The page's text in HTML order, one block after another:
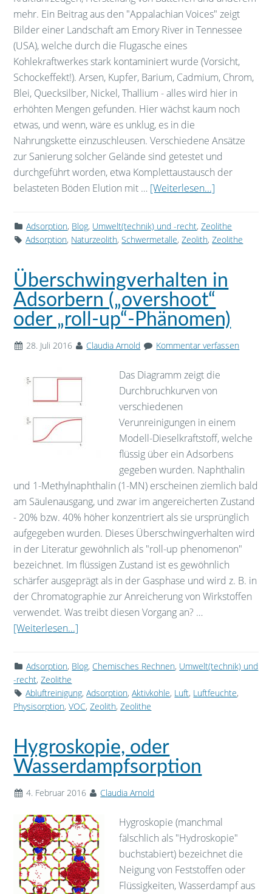
mehr. Ein Beitrag aus den "Appalachian Voices" zeigt
Bilder einer Landschaft am Emory River in Tennessee
(USA), welche durch die Flugasche eines
Kohlekraftwerkes stark kontaminiert wurde (Vorsicht,
Schockeffekt!). Arsen, Kupfer, Barium, Cadmium, Chrom,
Blei, Quecksilber, Nickel, Thallium - alles wird hier in
erhöhten Mengen gefunden. Hier wächst kaum noch
etwas, und wenn, wäre es unklug, es in die
Nahrungskette einzuschleusen. Verschiedene Ansätze
zur Sanierung solcher Gelände sind getestet und
durchgeführt worden, etwa Komplettaustausch der
belasteten Böden Elution mit … [Weiterlesen...]
Adsorption, Blog, Umwelt(technik) und -recht,Zeolithe
Adsorption, Naturzeolith,Schwermetalle,Zeolith,Zeolithe
Überschwingverhalten in
Adsorbern („overshoot“
oder „roll-up“-Phänomen)
28. Juli 2016 Claudia Arnold Kommentar verfassen
Das Diagramm zeigt die
Durchbruchkurven von
verschiedenen
Verunreinigungen in einem
Modell-Dieselkraftstoff, welche
flüssig über ein Adsorbens
gegeben wurden. Naphthalin
und 1-Methylnaphthalin (1-MN) erscheinen ziemlich bald
am Säulenausgang, und zwar im angereicherten Zustand
- 20% bzw. 40% höher konzentriert als sie ursprünglich
aufgegeben wurden. Dieses Überschwingverhalten wird
in der Literatur gewöhnlich als "roll-up phenomenon"
bezeichnet. Im flüssigen Zustand ist es gewöhnlich
schärfer ausgeprägt als in der Gasphase und wird z. B. in
der Chromatographie zur Anreicherung von Wirkstoffen
verwendet. Was treibt diesen Vorgang an? …
[Weiterlesen...]
Adsorption, Blog, Chemisches Rechnen, Umwelt(technik) und
-recht,Zeolithe
Abluftreinigung,Adsorption,Aktivkohle, Luft, Luftfeuchte,
Physisorption,VOC,Zeolith,Zeolithe
Hygroskopie, oder
Wasserdampfsorption
4. Februar 2016 Claudia Arnold
Hygroskopie (manchmal
fälschlich als "Hydroskopie"
buchstabiert) bezeichnet die
Neigung von Feststoffen oder
Flüssigkeiten, Wasserdampf aus